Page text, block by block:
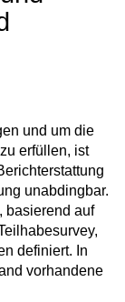
und um die
erfüllen, ist
unabdingbar.
basierend auf
definiert. In
vorhandene